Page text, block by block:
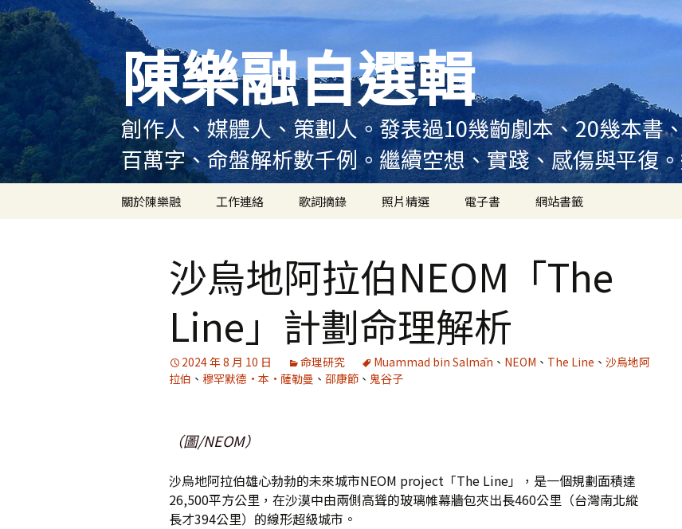
跳
至
主
容
陳樂融自選輯
創作人、媒體人、策劃人。發表過10幾齣劇本、20幾本書
百萬字、命盤解析數千例。繼續空想、實踐、感傷與平復
關於陳樂融
陳樂融大事記
陳樂融實體書出版紀錄
陳樂融舞台劇及音樂劇
作品演出紀錄
工作連絡 歌詞摘錄 照片精選 電子書 網站書籤
沙烏地阿拉伯NEOM「The
Line」計劃命理解析
2024 年 8 月 10 日 命理研究 Muammad bin Salmān 、 NEOM 、 The Line 、 沙烏地阿
拉伯 、 穆罕默德·本·薩勒曼 、 邵康節 、 鬼谷子
（圖/NEOM）
沙烏地阿拉伯雄心勃勃的未來城市NEOM project「The Line」，是一個規劃面積達
26,500平方公里，在沙漠中由兩側高聳的玻璃帷幕牆包夾出長460公里（台灣南北縱
長才394公里）的線形超級城市。